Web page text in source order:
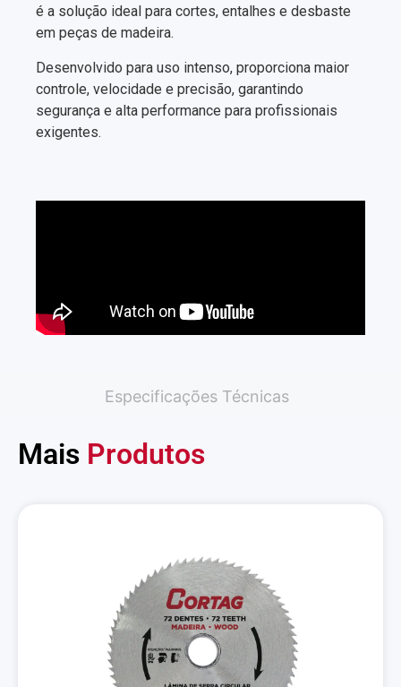
Especificações Técnicas
é a solução ideal para cortes, entalhes e desbaste
em peças de madeira.
Desenvolvido para uso intenso, proporciona maior
controle, velocidade e precisão, garantindo
segurança e alta performance para profissionais
exigentes.
Mais Produtos